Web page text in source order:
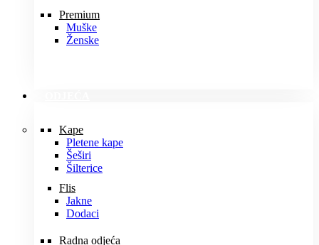
Premium
Muške
Ženske
Kape
Pletene kape
Šeširi
Šilterice
Flis
Jakne
Dodaci
Radna odjeća